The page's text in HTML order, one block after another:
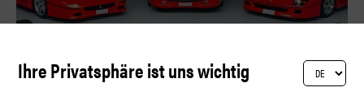
Ihre Privatsphäre ist uns wichtig